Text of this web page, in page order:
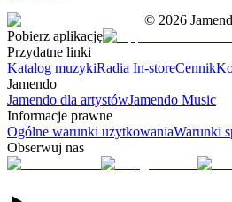
© 2026
Pobierz aplikację
Przydatne linki
Katalog muzykiRadia In-storeCennik
Jamendo
Jamendo dla artystówJamendo Music
Informacje prawne
Ogólne warunki użytkowaniaWarunki
Obserwuj nas